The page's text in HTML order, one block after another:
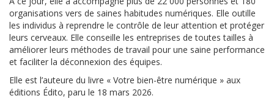
organisations vers de saines habitudes numériques. Elle outille
les individus à reprendre le contrôle de leur attention et protéger
leurs cerveaux. Elle conseille les entreprises de toutes tailles à
améliorer leurs méthodes de travail pour une saine performance
et faciliter la déconnexion des équipes.
Elle est l’auteure du livre « Votre bien-être numérique » aux
éditions Édito, paru le 18 mars 2026.